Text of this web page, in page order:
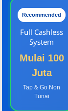
Recommended
Full Cashless
System
Mulai 100
Juta
Tap & Go Non
Tunai